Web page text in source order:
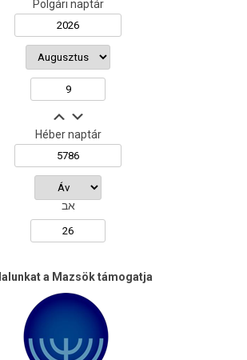
Polgári naptár
Héber naptár
אב
a Mazsök támogatja